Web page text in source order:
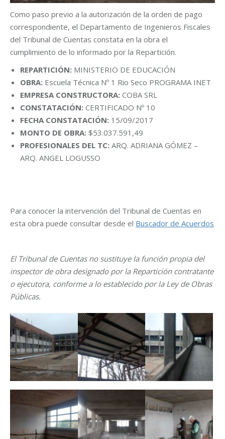
Como paso previo a la autorización de la orden de pago
correspondiente, el Departamento de Ingenieros Fiscales
del Tribunal de Cuentas constata en la obra el
cumplimiento de lo informado por la Repartición.
REPARTICIÓN: MINISTERIO DE EDUCACIÓN
OBRA: Escuela Técnica Nº 1 Rio Seco PROGRAMA INET
EMPRESA CONSTRUCTORA: COBA SRL
CONSTATACIÓN: CERTIFICADO Nº 10
FECHA CONSTATACIÓN: 15/09/2017
MONTO DE OBRA: $53.037.591,49
PROFESIONALES DEL TC: ARQ. ADRIANA GÓMEZ –
ARQ. ANGEL LOGUSSO
Para conocer la intervención del Tribunal de Cuentas en
esta obra puede consultar desde el Buscador de Acuerdos
El Tribunal de Cuentas no sustituye la función propia del
inspector de obra designado por la Repartición contratante
o ejecutora, conforme a lo establecido por la Ley de Obras
Públicas.